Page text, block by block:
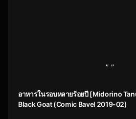
” ”
อาหารในรอบหลายร้อยปี [Midorino
Black Goat (Comic Bavel 2019-02)